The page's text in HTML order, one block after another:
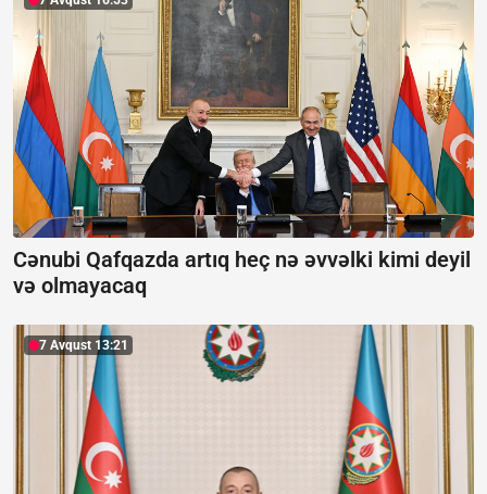
Cənubi Qafqazda artıq heç nə əvvəlki kimi deyil
və olmayacaq
7 Avqust 13:21